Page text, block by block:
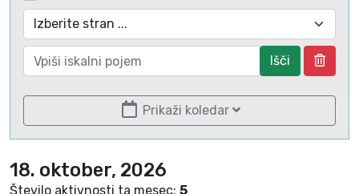
Išči
Prikaži koledar
18. oktober, 2026
Število aktivnosti ta mesec: 5